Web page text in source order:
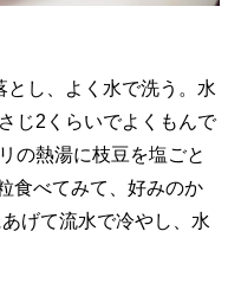
とし、よく水で洗う。水
じ2くらいでよくもんで
の熱湯に枝豆を塩ごと
食べてみて、好みのか
げて流水で冷やし、水